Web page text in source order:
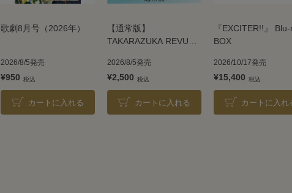
歌劇8月号（2026年）
2026/8/5発売
¥950
カートに入れる
【通常版】
TAKARAZUKA REVUE
2026/8/5発売
¥2,500
カートに入れる
『EXCITER!!』
BOX
2026/10/17発売
¥15,400
カートに入れ